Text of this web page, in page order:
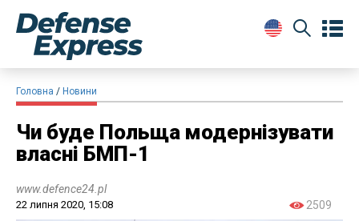
Головна Новини
Чи буде Польща модернізувати
власні БМП-1
www.defence24.pl
22 липня 2020, 15:08 2509